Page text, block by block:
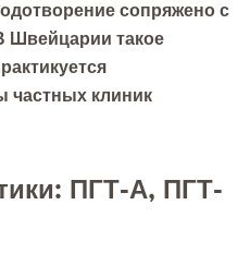
сопряжено с
Швейцарии такое
частных клиник
ПГТ-А, ПГТ-